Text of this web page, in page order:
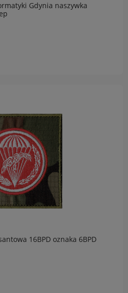
Gdynia naszywka
16BPD oznaka 6BPD